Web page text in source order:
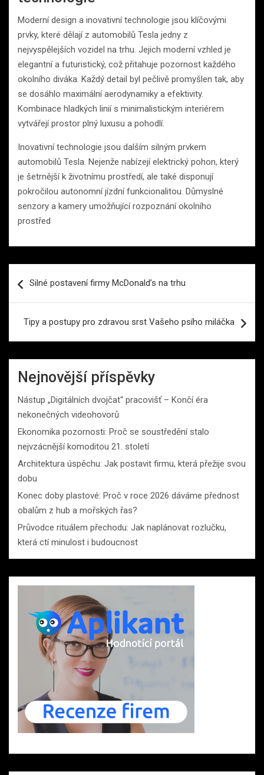
Moderní design a inovativní technologie jsou klíčovými
prvky, které dělají z automobilů Tesla jedny z
nejvyspělejších vozidel na trhu. Jejich moderní vzhled je
elegantní a futuristický, což přitahuje pozornost každého
okolního diváka. Každý detail byl pečlivě promyšlen tak, aby
se dosáhlo maximální aerodynamiky a efektivity.
Kombinace hladkých linií s minimalistickým interiérem
vytvářejí prostor plný luxusu a pohodlí.
Inovativní technologie jsou dalším silným prvkem
automobilů Tesla. Nejenže nabízejí elektrický pohon, který
je šetrnější k životnímu prostředí, ale také disponují
pokročilou autonomní jízdní funkcionalitou. Důmyslné
senzory a kamery umožňující rozpoznání okolního
prostřed
proSilné postavení firmy McDonald’s na trhu
Tipy a postupy pro zdravou srst Vašeho psího miláčka
Nejnovější příspěvky
Nástup „Digitálních dvojčat“ pracovišť – Končí éra
nekonečných videohovorů
Ekonomika pozornosti: Proč se soustředění stalo
nejvzácnější komoditou 21. století
Architektura úspěchu: Jak postavit firmu, která přežije svou
dobu
Konec doby plastové: Proč v roce 2026 dáváme přednost
obalům z hub a mořských řas?
Průvodce rituálem přechodu: Jak naplánovat rozlučku,
která ctí minulost i budoucnost